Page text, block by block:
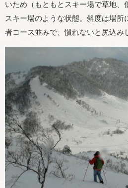
いため（もともとスキー場で草地、
スキー場のような状態。斜度は場所
者コース並みで、慣れないと尻込み